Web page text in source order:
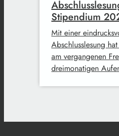
Stipendium
Mit einer
Abschlusslesung
am vergangenen
dreimonatigen